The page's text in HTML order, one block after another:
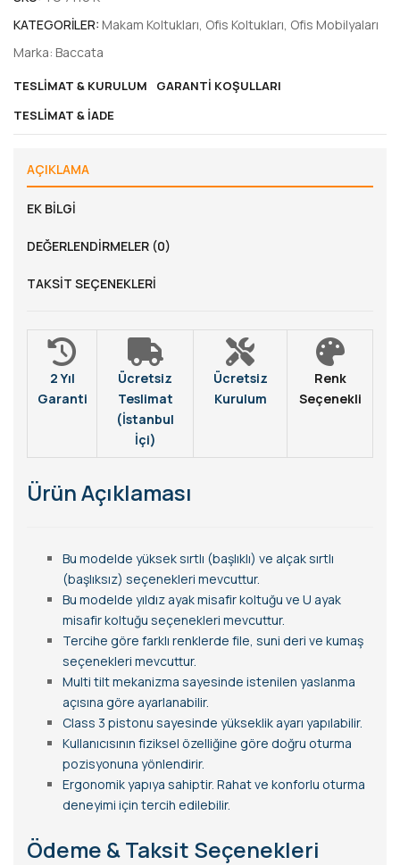
KATEGORILER: Makam Koltukları, Ofis Koltukları, Ofis Mobilyaları
Marka: Baccata
TESLIMAT & KURULUM
GARANTI KOŞULLARI
TESLIMAT & İADE
AÇIKLAMA
EK BILGI
DEĞERLENDIRMELER (0)
TAKSIT SEÇENEKLERI
2 Yıl
Garanti
Ücretsiz
Teslimat
(İstanbul
İçi)
Ücretsiz
Kurulum
Renk
Seçenekli
Ürün Açıklaması
Bu modelde yüksek sırtlı (başlıklı) ve alçak sırtlı
(başlıksız) seçenekleri mevcuttur.
Bu modelde yıldız ayak misafir koltuğu ve U ayak
misafir koltuğu seçenekleri mevcuttur.
Tercihe göre farklı renklerde file, suni deri ve kumaş
seçenekleri mevcuttur.
Multi tilt mekanizma sayesinde istenilen yaslanma
açısına göre ayarlanabilir.
Class 3 pistonu sayesinde yükseklik ayarı yapılabilir.
Kullanıcısının fiziksel özelliğine göre doğru oturma
pozisyonuna yönlendirir.
Ergonomik yapıya sahiptir. Rahat ve konforlu oturma
deneyimi için tercih edilebilir.
Ödeme & Taksit Seçenekleri